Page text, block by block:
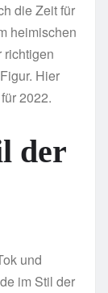
die Zeit für
heimischen
richtigen
Hier
2022.
der
und
im Stil der